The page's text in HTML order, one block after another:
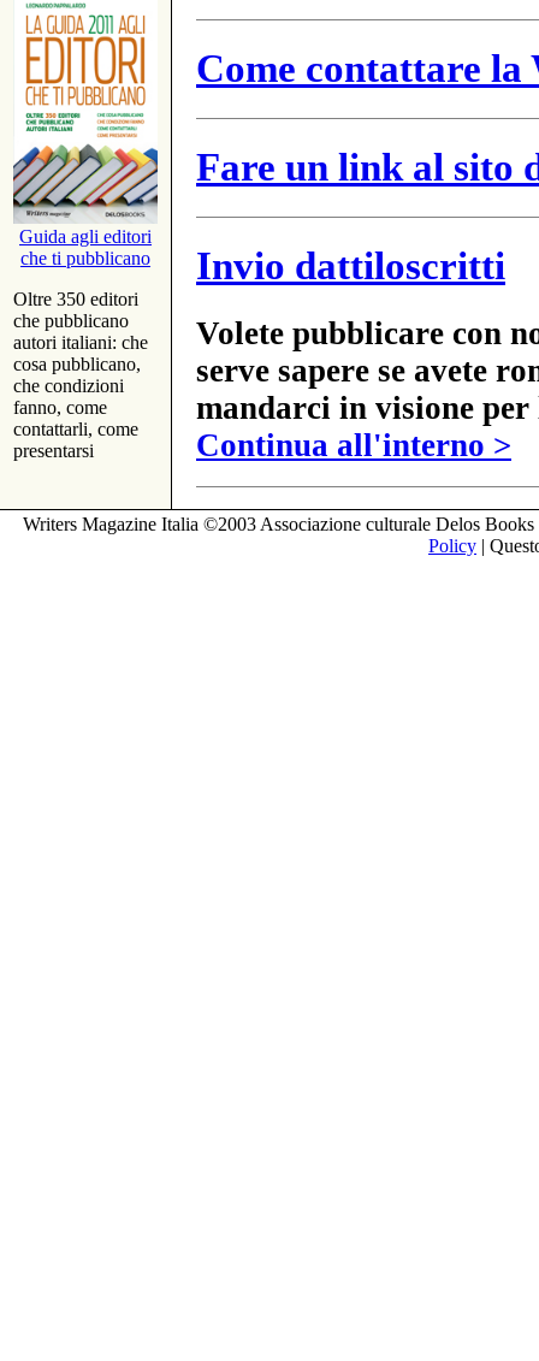
Guida agli editori
che ti pubblicano
Oltre 350 editori
che pubblicano
autori italiani: che
cosa pubblicano,
che condizioni
fanno, come
contattarli, come
presentarsi
Come contattare
Fare un link al sito
Invio dattiloscritti
Volete pubblicare con
serve sapere se avete
mandarci in visione
Continua all'interno >
Writers Magazine Italia ©2003 Associazione culturale Delos
Policy |